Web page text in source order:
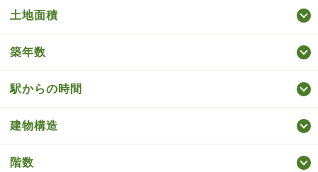
土地面積
築年数
駅からの時間
建物構造
階数